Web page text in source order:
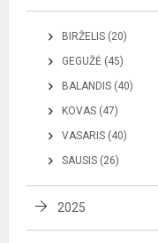
BIRŽELIS (20)
GEGUŽĖ (45)
BALANDIS (40)
KOVAS (47)
VASARIS (40)
SAUSIS (26)
2025